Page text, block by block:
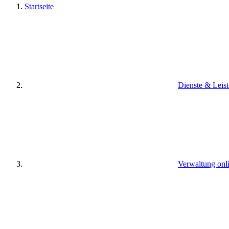
Startseite
Dienste &
Verwaltung